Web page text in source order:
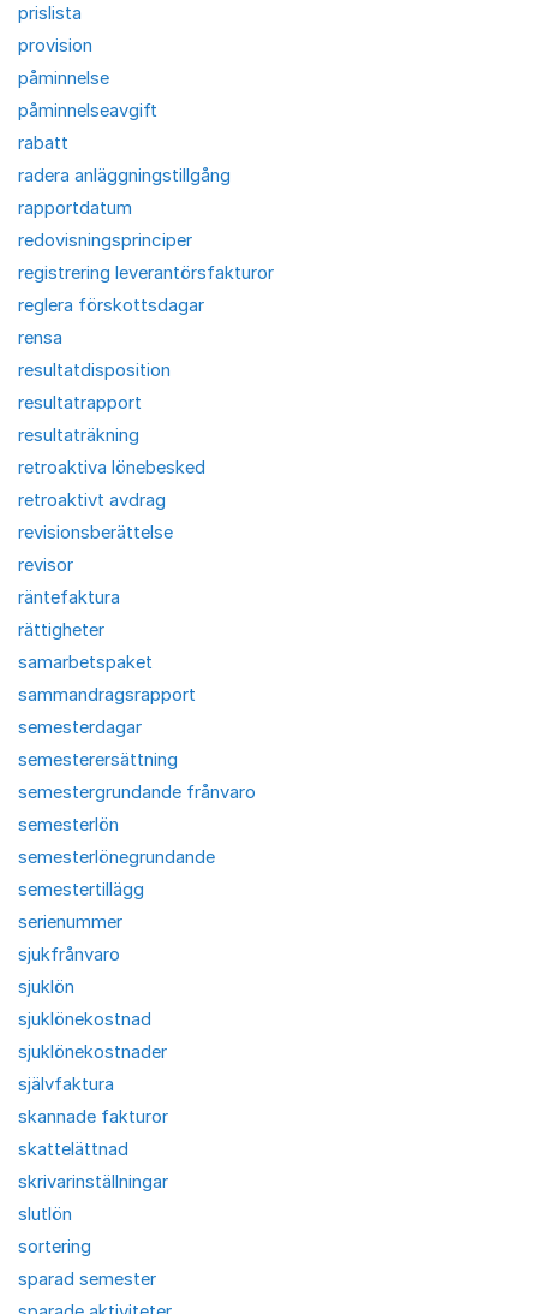
prislista
provision
påminnelse
påminnelseavgift
rabatt
radera anläggningstillgång
rapportdatum
redovisningsprinciper
registrering leverantörsfakturor
reglera förskottsdagar
rensa
resultatdisposition
resultatrapport
resultaträkning
retroaktiva lönebesked
retroaktivt avdrag
revisionsberättelse
revisor
räntefaktura
rättigheter
samarbetspaket
sammandragsrapport
semesterdagar
semesterersättning
semestergrundande frånvaro
semesterlön
semesterlönegrundande
semestertillägg
serienummer
sjukfrånvaro
sjuklön
sjuklönekostnad
sjuklönekostnader
självfaktura
skannade fakturor
skattelättnad
skrivarinställningar
slutlön
sortering
sparad semester